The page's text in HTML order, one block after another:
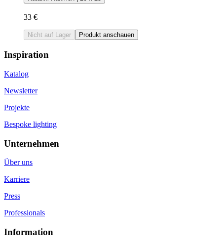
33 €
Nicht auf Lager Produkt anschauen
Inspiration
Katalog
Newsletter
Projekte
Bespoke lighting
Unternehmen
Über uns
Karriere
Press
Professionals
Information